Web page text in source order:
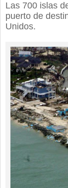
Las 700 islas
puerto de
Unidos.